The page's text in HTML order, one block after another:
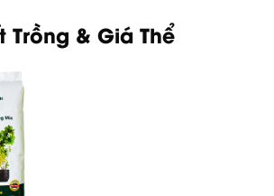
Trồng & Giá Thể